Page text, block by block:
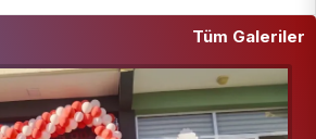
Tüm Galeriler